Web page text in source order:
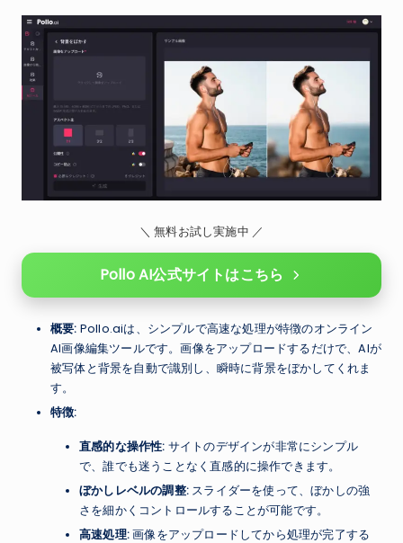
＼ 無料お試し実施中 ／
Pollo AI公式サイトはこちら
概要: Pollo.aiは、シンプルで高速な処理が特徴のオンライン
AI画像編集ツールです。画像をアップロードするだけで、AIが
被写体と背景を自動で識別し、瞬時に背景をぼかしてくれま
す。
特徴:
直感的な操作性: サイトのデザインが非常にシンプル
で、誰でも迷うことなく直感的に操作できます。
ぼかしレベルの調整: スライダーを使って、ぼかしの強
さを細かくコントロールすることが可能です。
高速処理:画像をアップロードしてから処理が完了する